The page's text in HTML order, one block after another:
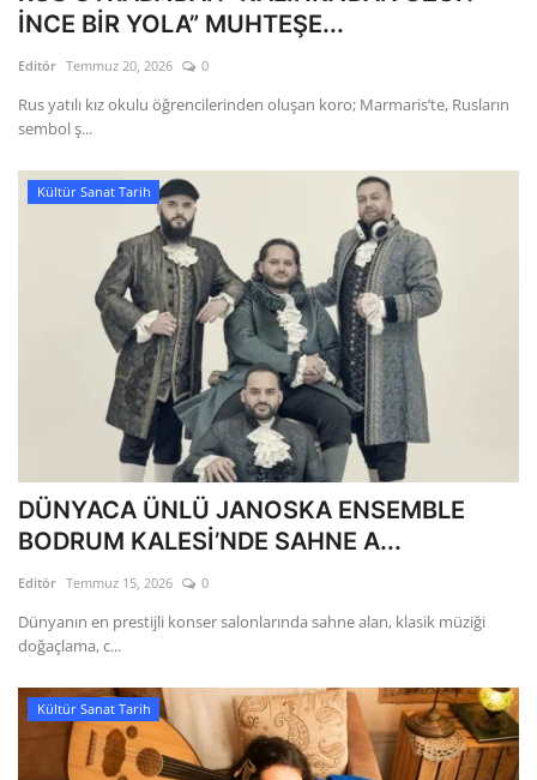
İNCE BİR YOLA” MUHTEŞE...
Editör Temmuz 20, 2026 0
Rus yatılı kız okulu öğrencilerinden oluşan koro; Marmaris’te, Rusların
sembol ş...
Kültür Sanat Tarih
DÜNYACA ÜNLÜ JANOSKA ENSEMBLE
BODRUM KALESİ’NDE SAHNE A...
Editör Temmuz 15, 2026 0
Dünyanın en prestijli konser salonlarında sahne alan, klasik müziği
doğaçlama, c...
Kültür Sanat Tarih